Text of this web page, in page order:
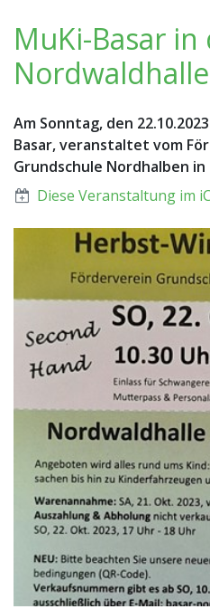
MuKi-Basar in
Nordwaldhalle
Am Sonntag, den
Basar, veranstaltet vom
Grundschule Nordhalben
Diese Veranstaltung im